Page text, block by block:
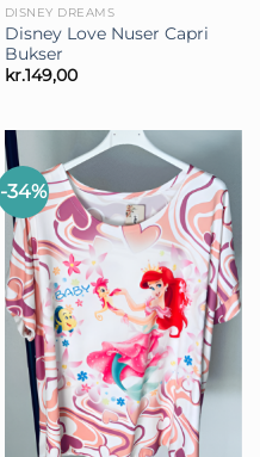
DISNEY DREAMS
Disney Love Nuser Capri
Bukser
kr.149,00
-34%